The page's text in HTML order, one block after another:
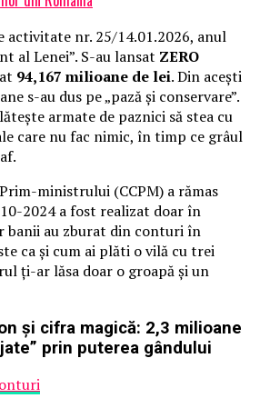
nr. 25/14.01.2026, anul
al Lenei”. S-au lansat ZERO
94,167 milioane de lei. Din acești
s-au dus pe „pază și conservare”.
armate de paznici să stea cu
care nu fac nimic, în timp ce grâul
ministrului (CCPM) a rămas
2024 a fost realizat doar în
banii au zburat din conturi în
ca și cum ai plăti o vilă cu trei
ți-ar lăsa doar o groapă și un
și cifra magică: 2,3 milioane
prin puterea gândului